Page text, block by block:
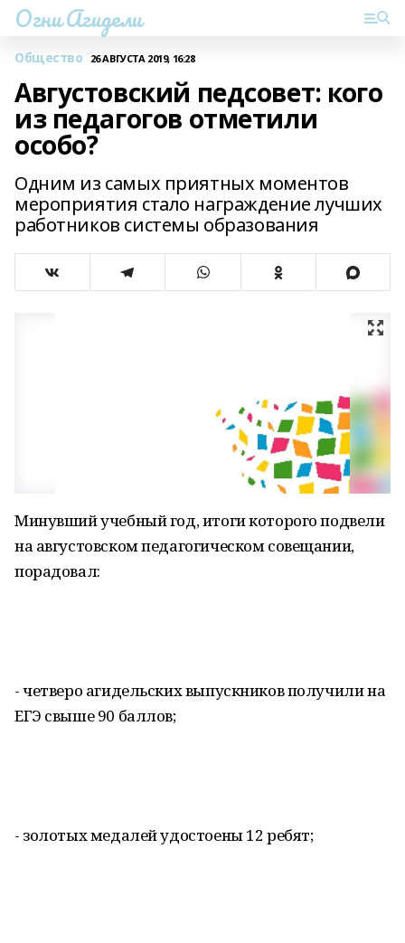
Огни Агидели
Общество 26 АВГУСТА 2019, 16:28
Августовский педсовет: кого
из педагогов отметили
особо?
Одним из самых приятных моментов
мероприятия стало награждение лучших
работников системы образования
Минувший учебный год, итоги которого подвели
на августовском педагогическом совещании,
порадовал:
- четверо агидельских выпускников получили на
ЕГЭ свыше 90 баллов;
- золотых медалей удостоены 12 ребят;